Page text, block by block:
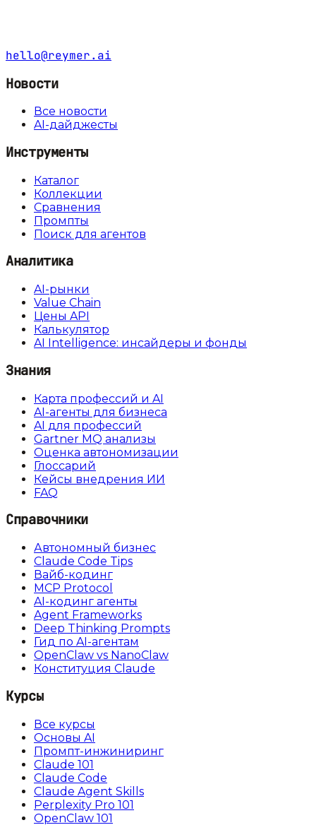
hello@reymer.ai
Новости
Все новости
AI-дайджесты
Инструменты
Каталог
Коллекции
Сравнения
Промпты
Поиск для агентов
Аналитика
AI-рынки
Value Chain
Цены API
Калькулятор
AI Intelligence: инсайдеры и фонды
Знания
Карта профессий и AI
AI-агенты для бизнеса
AI для профессий
Gartner MQ анализы
Оценка автономизации
Глоссарий
Кейсы внедрения ИИ
FAQ
Справочники
Автономный бизнес
Claude Code Tips
Вайб-кодинг
MCP Protocol
AI-кодинг агенты
Agent Frameworks
Deep Thinking Prompts
Гид по AI-агентам
OpenClaw vs NanoClaw
Конституция Claude
Курсы
Все курсы
Основы AI
Промпт-инжиниринг
Claude 101
Claude Code
Claude Agent Skills
Perplexity Pro 101
OpenClaw 101